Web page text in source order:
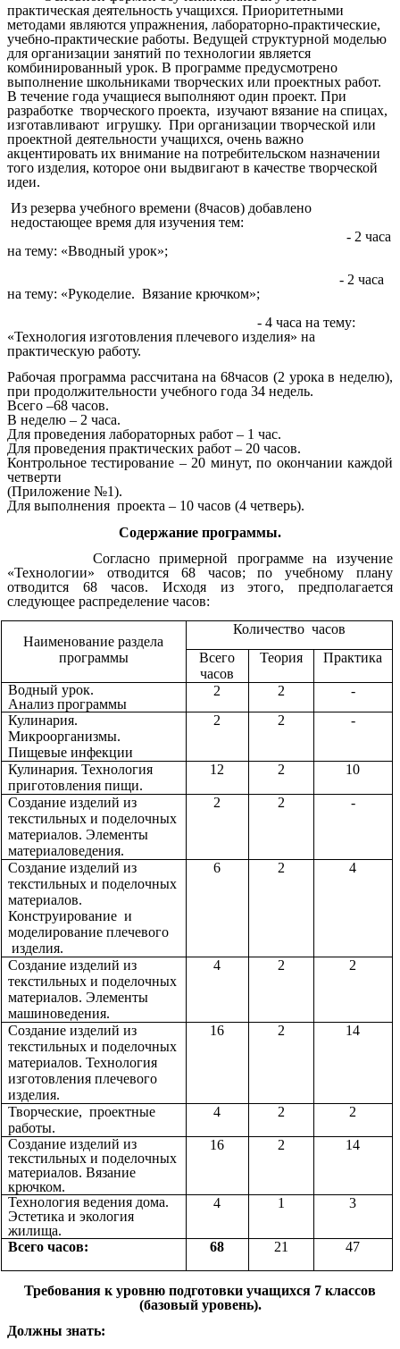
практическая деятельность учащихся. Приоритетными
методами являются упражнения, лабораторно-практические,
учебно-практические работы. Ведущей структурной моделью
для организации занятий по технологии является
комбинированный урок. В программе предусмотрено
выполнение школьниками творческих или проектных работ.
В течение года учащиеся выполняют один проект. При
разработке творческого проекта, изучают вязание на спицах,
изготавливают игрушку. При организации творческой или
проектной деятельности учащихся, очень важно
акцентировать их внимание на потребительском назначении
того изделия, которое они выдвигают в качестве творческой
идеи.
Из резерва учебного времени (8часов) добавлено
недостающее время для изучения тем:
- 2 часа
на тему: «Вводный урок»;
- 2 часа
на тему: «Рукоделие. Вязание крючком»;
- 4 часа на тему:
«Технология изготовления плечевого изделия» на
практическую работу.
Рабочая программа рассчитана на 68часов (2 урока в неделю),
при продолжительности учебного года 34 недель.
Всего –68 часов.
В неделю – 2 часа.
Для проведения лабораторных работ – 1 час.
Для проведения практических работ – 20 часов.
Контрольное тестирование – 20 минут, по окончании каждой
четверти
(Приложение №1).
Для выполнения проекта – 10 часов (4 четверь).
Содержание программы.
Согласно примерной программе на изучение
«Технологии» отводится 68 часов; по учебному плану
отводится 68 часов. Исходя из этого, предполагается
следующее распределение часов:
Наименование раздела
программы
Количество часов
Всего
часов
Теория Практика
Водный урок.
Анализ программы
2 2
-
Кулинария.
Микроорганизмы.
Пищевые инфекции
2 2 -
Кулинария. Технология
приготовления пищи.
12 2 10
Создание изделий из
текстильных и поделочных
материалов. Элементы
материаловедения.
2 2 -
Создание изделий из
текстильных и поделочных
материалов.
Конструирование и
моделирование плечевого
изделия.
6 2 4
Создание изделий из
текстильных и поделочных
материалов. Элементы
машиноведения.
4 2 2
Создание изделий из
текстильных и поделочных
материалов. Технология
изготовления плечевого
изделия.
16 2 14
Творческие, проектные
работы.
4 2 2
Создание изделий из
текстильных и поделочных
материалов. Вязание
крючком.
16 2 14
Технология ведения дома.
Эстетика и экология
жилища.
4 1 3
Всего часов: 68 21 47
Требования к уровню подготовки учащихся 7 классов
(базовый уровень).
Должны знать: